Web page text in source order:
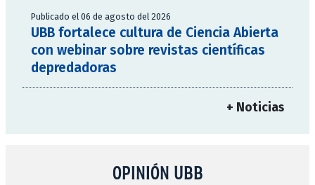
Publicado el 06 de agosto del 2026
UBB fortalece cultura de Ciencia Abierta
con webinar sobre revistas científicas
depredadoras
+ Noticias
OPINIÓN UBB